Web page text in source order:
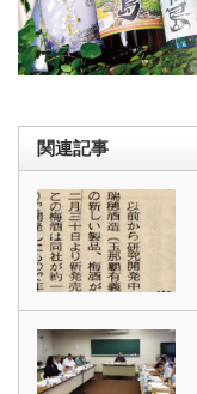
関連記事